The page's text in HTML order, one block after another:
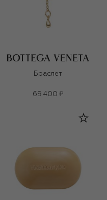
Браслет
69 400 ₽